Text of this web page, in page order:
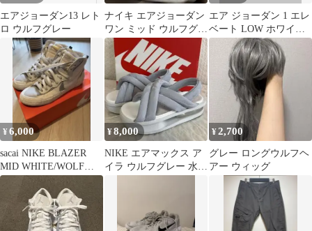
エアジョーダン13 レト
ロ ウルフグレー
ナイキ エアジョーダン
ワン ミッド ウルフグレ
ー
エア ジョーダン 1 エレ
ベート LOW ホワイト/
ウルフグレー
¥6,000
sacai NIKE BLAZER
MID WHITE/WOLF
GREY 28
¥8,000
NIKE エアマックス ア
イラ ウルフグレー 水色
¥2,700
グレー ロングウルフヘ
アー ウィッグ